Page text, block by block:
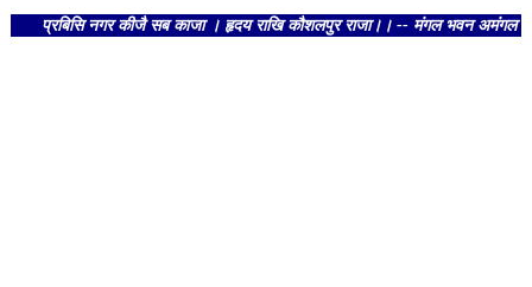
नगर कीजै सब काजा । हृदय राखि कौशलपुर राजा।। -- मंगल भवन अमंगल हारी।